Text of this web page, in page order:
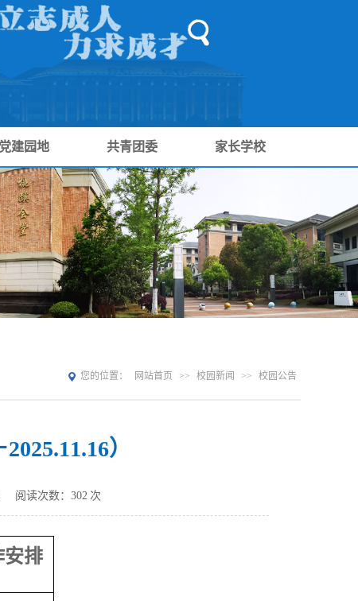
党建园地 共青团委 家长学校
您的位置： 网站首页 >> 校园新闻 >> 校园公告
）
阅读次数：302 次
安排